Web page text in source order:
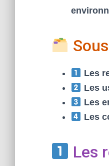
Les
Les
Les
Les
Les